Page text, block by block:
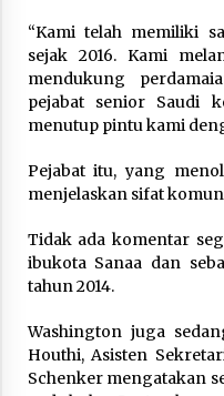
Jemaah
Melalui
dan
April
Dilema
Kekuatan
Laporan
“Kami telah memiliki
sejak 2016. Kami
mendukung
pejabat senior Saudi
menutup pintu kami
Pejabat itu, yang
menjelaskan sifat
Tidak ada komentar
ibukota Sanaa dan
tahun 2014.
Washington juga
Houthi, Asisten
Schenker mengatakan